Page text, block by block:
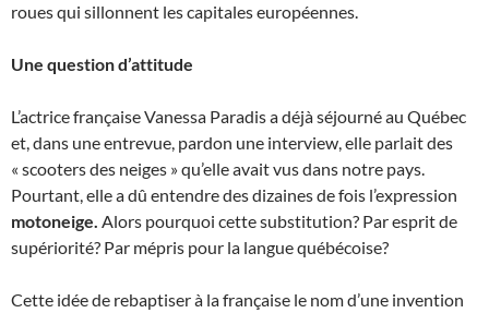
roues qui sillonnent les capitales européennes.
Une question d’attitude
L’actrice française Vanessa Paradis a déjà séjourné au Québec
et, dans une entrevue, pardon une interview, elle parlait des
« scooters des neiges » qu’elle avait vus dans notre pays.
Pourtant, elle a dû entendre des dizaines de fois l’expression
motoneige. Alors pourquoi cette substitution? Par esprit de
supériorité? Par mépris pour la langue québécoise?
Cette idée de rebaptiser à la française le nom d’une invention